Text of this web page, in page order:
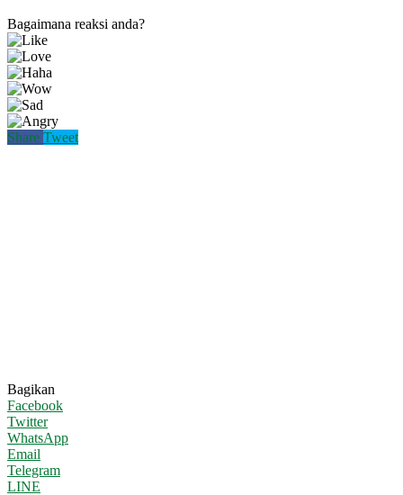
Bagaimana reaksi anda?
Share Tweet
Bagikan
Facebook
Twitter
WhatsApp
Email
Telegram
LINE